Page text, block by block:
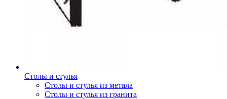
Столы и стулья
Столы и стулья из метала
Столы и стулья из гранита